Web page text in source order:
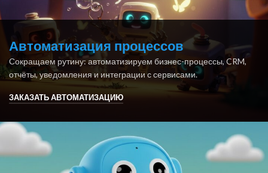
Автоматизация процессов
Сокращаем рутину: автоматизируем бизнес-процессы, CRM,
отчёты, уведомления и интеграции с сервисами.
ЗАКАЗАТЬ АВТОМАТИЗАЦИЮ